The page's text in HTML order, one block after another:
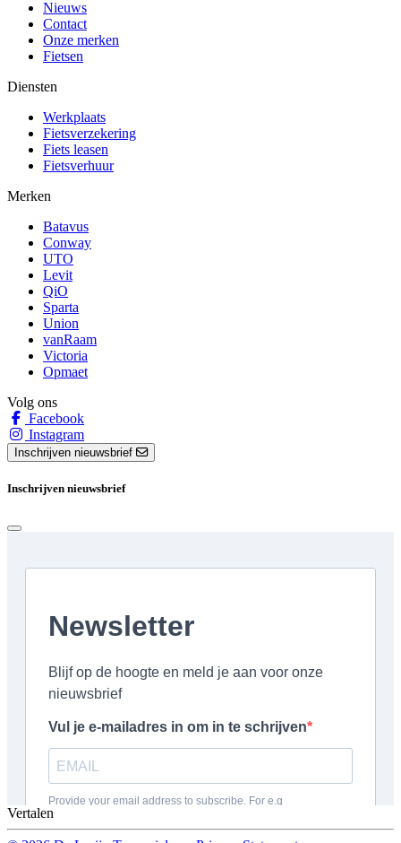
Nieuws
Contact
Onze merken
Fietsen
Diensten
Werkplaats
Fietsverzekering
Fiets leasen
Fietsverhuur
Merken
Batavus
Conway
UTO
Levit
QiO
Sparta
Union
vanRaam
Victoria
Opmaet
Volg ons
Facebook
Instagram
Inschrijven nieuwsbrief
Inschrijven nieuwsbrief
Vertalen